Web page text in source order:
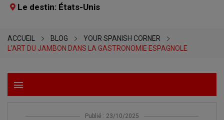
Le destin: États-Unis
ACCUEIL BLOG
YOUR SPANISH CORNER
L’ART DU JAMBON DANS LA GASTRONOMIE ESPAGNOLE
menu
Publié : 23/10/2025